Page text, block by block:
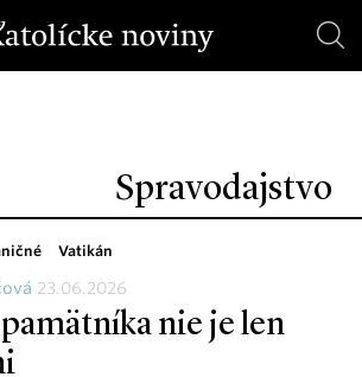
Spravodajstvo
Vatikán
23.06.2026
nie je len